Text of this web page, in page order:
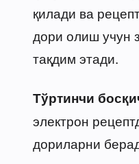
қилади ва
дори олиш учун
тақдим этади.
Тўртинчи
электрон
дориларни